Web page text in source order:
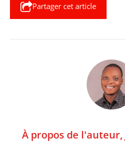
Partager cet article
À propos de l'auteur,